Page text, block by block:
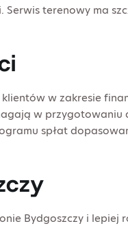
terenowy ma
w zakresie
w przygotowaniu
spłat
Bydgoszczy i lepiej